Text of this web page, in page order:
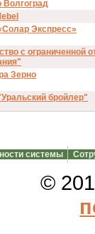
Волгоград
Экспресс»
с ограниченной
Зерно
бройлер"
системы
©